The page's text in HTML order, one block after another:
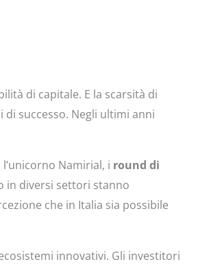
di capitale. E la scarsità di
successo. Negli ultimi anni
l’unicorno Namirial, i round di
in diversi settori stanno
che in Italia sia possibile
innovativi. Gli investitori